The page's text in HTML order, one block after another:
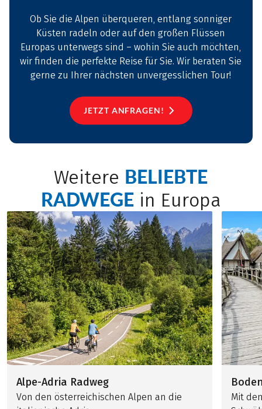
Ob Sie die Alpen überqueren, entlang sonniger
Küsten radeln oder auf den großen Flüssen
Europas unterwegs sind – wohin Sie auch möchten,
wir finden die perfekte Reise für Sie. Wir beraten Sie
gerne zu Ihrer nächsten unvergesslichen Tour!
JETZT ANFRAGEN!
Weitere BELIEBTE
RADWEGEin Europa
Alpe-Adria Radweg
Von den österreichischen Alpen an die
Mit